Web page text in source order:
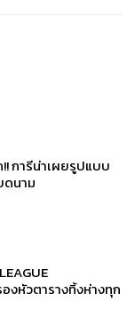
การีน่าเผยรูปแบบ
ดนาม
งหัวตารางทิ้งห่างทุก